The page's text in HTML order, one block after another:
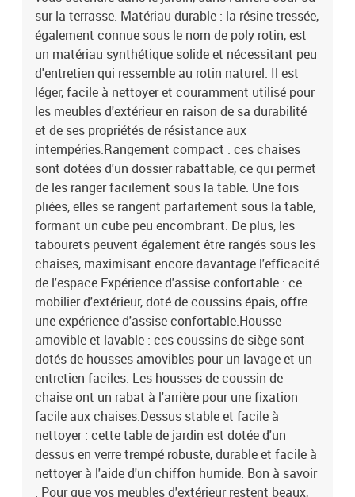
polyester) Matériau de remplissage : mousse Dimensions du
coussin de chaise : 76 x 46 x 2 cm (L x l x é)Dimensions du coussin
de tabouret : 40 x 40 x 2 cm (l x P x é) La livraison contient :1 x
table de jardin 10 x chaise de jardin 4 x tabouret de jardin 4 x
coussin de siège de tabouret avec housse amovible et lavable 10 x
coussin de chaise à haut dossier avec housse amovible et lavable
sur la terrasse. Matériau durable : la résine tressée,
également connue sous le nom de poly rotin, est
un matériau synthétique solide et nécessitant peu
d'entretien qui ressemble au rotin naturel. Il est
léger, facile à nettoyer et couramment utilisé pour
les meubles d'extérieur en raison de sa durabilité
et de ses propriétés de résistance aux
intempéries.Rangement compact : ces chaises
sont dotées d'un dossier rabattable, ce qui permet
de les ranger facilement sous la table. Une fois
pliées, elles se rangent parfaitement sous la table,
formant un cube peu encombrant. De plus, les
tabourets peuvent également être rangés sous les
chaises, maximisant encore davantage l'efficacité
de l'espace.Expérience d'assise confortable : ce
mobilier d'extérieur, doté de coussins épais, offre
une expérience d'assise confortable.Housse
amovible et lavable : ces coussins de siège sont
dotés de housses amovibles pour un lavage et un
entretien faciles. Les housses de coussin de
chaise ont un rabat à l'arrière pour une fixation
facile aux chaises.Dessus stable et facile à
nettoyer : cette table de jardin est dotée d'un
dessus en verre trempé robuste, durable et facile à
nettoyer à l'aide d'un chiffon humide. Bon à savoir
: Pour que vos meubles d'extérieur restent beaux,